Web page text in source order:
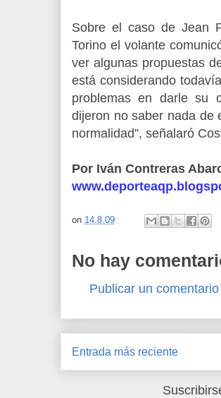
Sobre el caso de Jean
Torino el volante
ver algunas propuestas
está considerando
problemas en darle su
dijeron no saber nada de
normalidad”, señalaró
Por Iván Contreras
on 14.8.09
No hay
Publicar un comentario
Entrada más reciente